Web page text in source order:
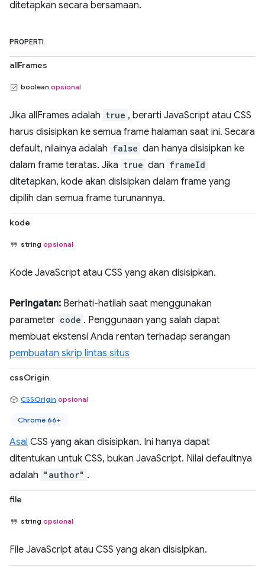
ditetapkan secara bersamaan.
PROPERTI
allFrames
boolean opsional
Jika allFrames adalah true , berarti JavaScript atau CSS
harus disisipkan ke semua frame halaman saat ini. Secara
default, nilainya adalah false dan hanya disisipkan ke
dalam frame teratas. Jika true dan frameId
ditetapkan, kode akan disisipkan dalam frame yang
dipilih dan semua frame turunannya.
kode
string opsional
Kode JavaScript atau CSS yang akan disisipkan.
Peringatan: Berhati-hatilah saat menggunakan
parameter code . Penggunaan yang salah dapat
membuat ekstensi Anda rentan terhadap serangan
pembuatan skrip lintas situs
cssOrigin
CSSOrigin opsional
Chrome 66+
Asal CSS yang akan disisipkan. Ini hanya dapat
ditentukan untuk CSS, bukan JavaScript. Nilai defaultnya
adalah "author" .
file
string opsional
File JavaScript atau CSS yang akan disisipkan.